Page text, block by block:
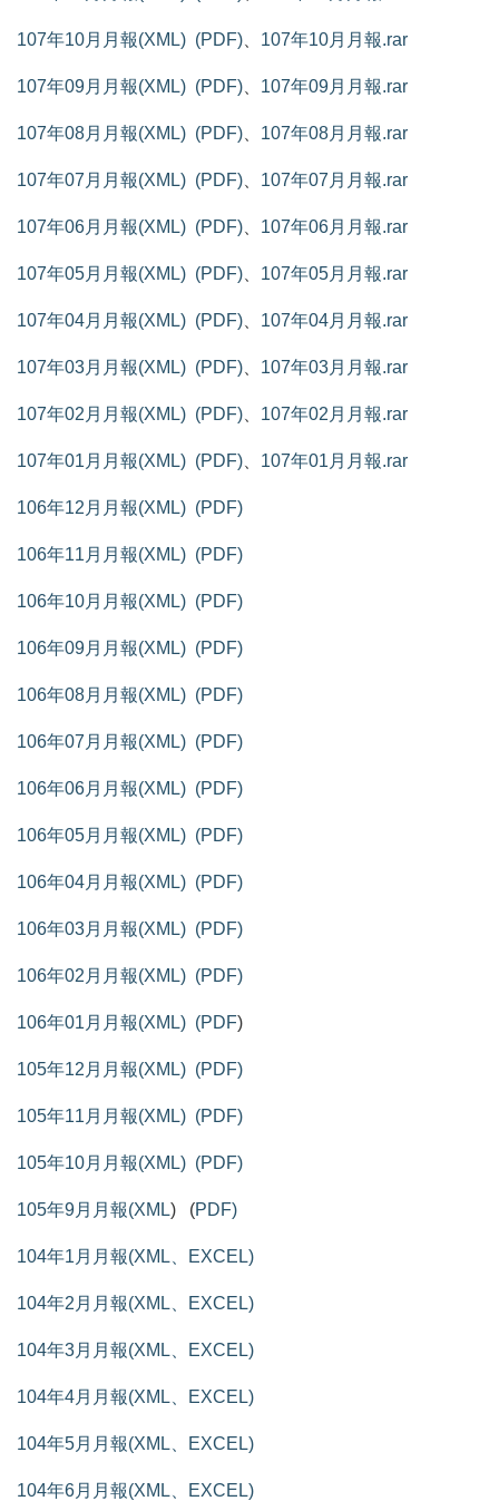
107年10月月報(XML) (PDF) 107年10月月報.rar
107年09月月報(XML) (PDF) 107年09月月報.rar
107年08月月報(XML) (PDF) 107年08月月報.rar
107年07月月報(XML) (PDF) 107年07月月報.rar
107年06月月報(XML) (PDF) 107年06月月報.rar
107年05月月報(XML) (PDF) 107年05月月報.rar
107年04月月報(XML) (PDF) 107年04月月報.rar
107年03月月報(XML) (PDF) 107年03月月報.rar
107年02月月報(XML) (PDF) 107年02月月報.rar
107年01月月報(XML) (PDF) 107年01月月報.rar
106年12月月報(XML) (PDF)
106年11月月報(XML) (PDF)
106年10月月報(XML) (PDF)
106年09月月報(XML) (PDF)
106年08月月報(XML) (PDF)
106年07月月報(XML) (PDF)
106年06月月報(XML) (PDF)
106年05月月報(XML) (PDF)
106年04月月報(XML) (PDF)
106年03月月報(XML) (PDF)
106年02月月報(XML) (PDF)
106年01月月報(XML) (PDF)
105年12月月報(XML) (PDF)
105年11月月報(XML) (PDF)
105年10月月報(XML) (PDF)
105年9月月報(XML) (PDF)
104年1月月報(XML、EXCEL)
104年2月月報(XML、EXCEL)
104年3月月報(XML、EXCEL)
104年4月月報(XML、EXCEL)
104年5月月報(XML、EXCEL)
104年6月月報(XML、EXCEL)